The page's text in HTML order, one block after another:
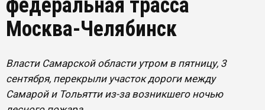
федеральная трасса
Москва-Челябинск
Власти Самарской области утром в пятницу, 3
сентября, перекрыли участок дороги между
Самарой и Тольятти из-за возникшего ночью